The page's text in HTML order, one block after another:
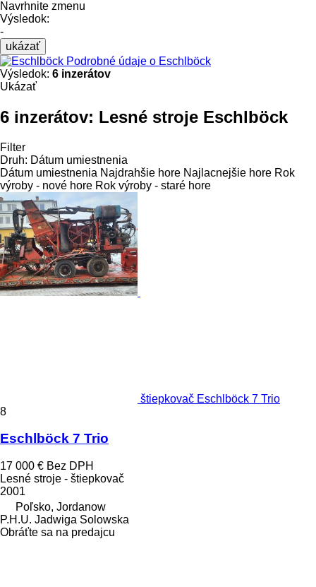
Navrhnite zmenu
Výsledok:
-
ukázať
Podrobné údaje o Eschlböck
Výsledok: 6 inzerátov
Ukázať
6 inzerátov: Lesné stroje Eschlböck
Filter
Druh: Dátum umiestnenia
Dátum umiestnenia Najdrahšie hore Najlacnejšie hore Rok
výroby - nové hore Rok výroby - staré hore
štiepkovač Eschlböck 7 Trio
8
Eschlböck 7 Trio
17 000 € Bez DPH
Lesné stroje - štiepkovač
2001
Poľsko, Jordanow
P.H.U. Jadwiga Solowska
Obráťte sa na predajcu